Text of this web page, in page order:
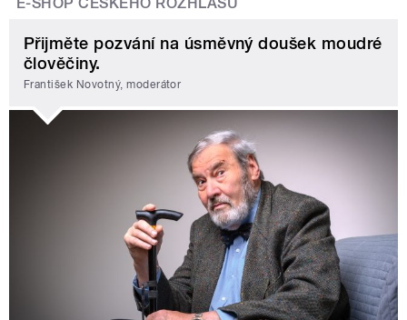
Přijměte pozvání na úsměvný doušek moudré
člověčiny.
František Novotný, moderátor